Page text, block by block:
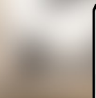
におきまして第
取り扱いを委託
個人情報の第三
本サイトは、個
個人情報をあら